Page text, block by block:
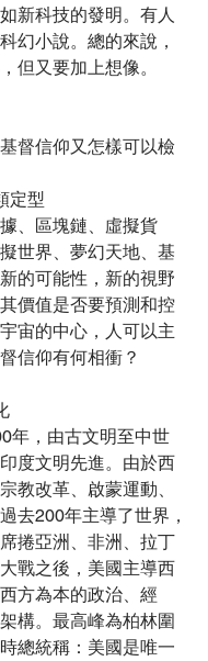
新科技的發明。有人
幻小說。總的來說，
但又要加上想像。
督信仰又怎樣可以檢
定型
、區塊鏈、虛擬貨
世界、夢幻天地、基
的可能性，新的視野
價值是否要預測和控
宙的中心，人可以主
信仰有何相衝？
年，由古文明至中世
度文明先進。由於西
教改革、啟蒙運動、
去200年主導了世界，
捲亞洲、非洲、拉丁
戰之後，美國主導西
方為本的政治、經
構。最高峰為柏林圍
總統稱：美國是唯一